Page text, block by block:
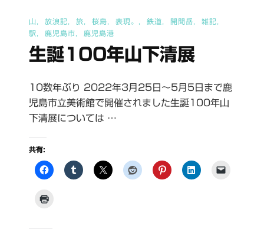
か
再
可
能
ル
ギ
山 放浪記 旅 桜島 表現。 鉄道 開聞岳
雑記
駅
鹿児島市 鹿児島港
生誕100年山下清展
10数年ぶり 2022年3月25日〜5月5日まで鹿
児島市立美術館で開催されました生誕100年山
下清展については …
共有: